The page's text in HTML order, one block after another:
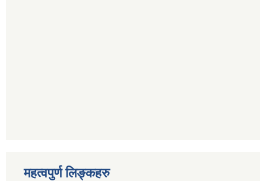
महत्वपुर्ण लिङ्कहरु